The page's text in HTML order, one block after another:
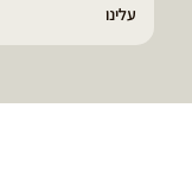
עלינו